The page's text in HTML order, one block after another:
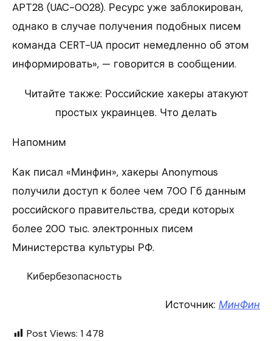
APT28 (UAC-0028). Ресурс уже заблокирован,
однако в случае получения подобных писем
команда CERT-UA просит немедленно об этом
информировать», — говорится в сообщении.
Читайте также: Российские хакеры атакуют
простых украинцев. Что делать
Напомним
Как писал «Минфин», хакеры Anonymous
получили доступ к более чем 700 Гб данным
российского правительства, среди которых
более 200 тыс. электронных писем
Министерства культуры РФ.
Кибербезопасность
Источник: МинФин
Post Views: 1 478